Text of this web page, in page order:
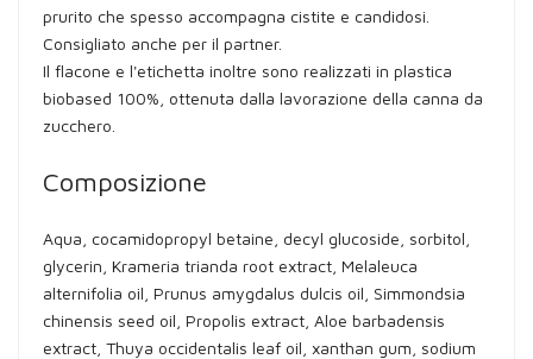
prurito che spesso accompagna cistite e candidosi.
Consigliato anche per il partner.
Il flacone e l'etichetta inoltre sono realizzati in plastica
biobased 100%, ottenuta dalla lavorazione della canna da
zucchero.
Composizione
Aqua, cocamidopropyl betaine, decyl glucoside, sorbitol,
glycerin, Krameria trianda root extract, Melaleuca
alternifolia oil, Prunus amygdalus dulcis oil, Simmondsia
chinensis seed oil, Propolis extract, Aloe barbadensis
extract, Thuya occidentalis leaf oil, xanthan gum, sodium